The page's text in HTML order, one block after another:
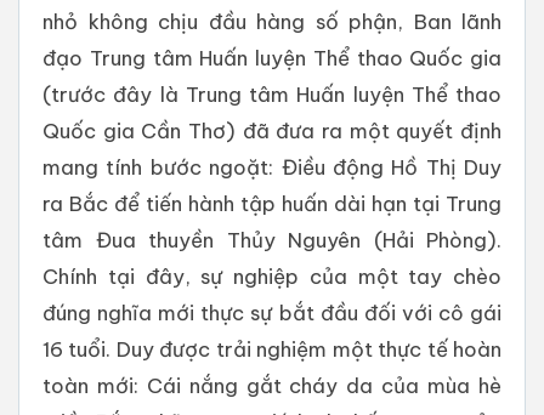
nhỏ không chịu đầu hàng số phận, Ban lãnh
đạo Trung tâm Huấn luyện Thể thao Quốc gia
(trước đây là Trung tâm Huấn luyện Thể thao
Quốc gia Cần Thơ) đã đưa ra một quyết định
mang tính bước ngoặt: Điều động Hồ Thị Duy
ra Bắc để tiến hành tập huấn dài hạn tại Trung
tâm Đua thuyền Thủy Nguyên (Hải Phòng).
Chính tại đây, sự nghiệp của một tay chèo
đúng nghĩa mới thực sự bắt đầu đối với cô gái
16 tuổi. Duy được trải nghiệm một thực tế hoàn
toàn mới: Cái nắng gắt cháy da của mùa hè